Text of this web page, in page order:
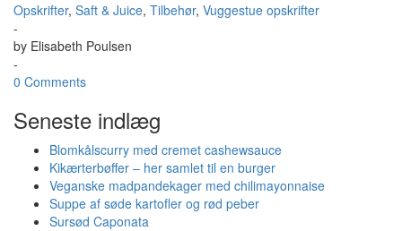
Opskrifter, Saft & Juice, Tilbehør, Vuggestue opskrifter
-
by Elisabeth Poulsen
-
0 Comments
Seneste indlæg
Blomkålscurry med cremet cashewsauce
Kikærterbøffer – her samlet til en burger
Veganske madpandekager med chilimayonnaise
Suppe af søde kartofler og rød peber
Sursød Caponata